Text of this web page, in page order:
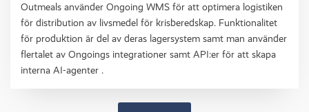
Outmeals använder Ongoing WMS för att optimera logistiken
för distribution av livsmedel för krisberedskap. Funktionalitet
för produktion är del av deras lagersystem samt man använder
flertalet av Ongoings integrationer samt API:er för att skapa
interna AI-agenter .